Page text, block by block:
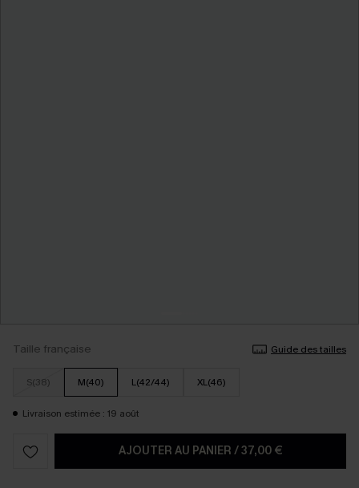
Taille française Guide des tailles
S(38) M(40) L(42/44) XL(46)
Livraison estimée : 19 août
AJOUTER AU PANIER /37,00 €